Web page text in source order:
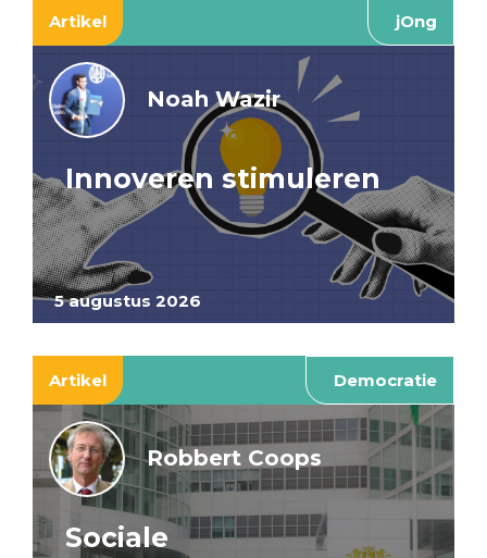
Artikel jOng
5 augustus 2026
Noah Wazir
Innoveren stimuleren
Artikel Democratie
Robbert Coops
Sociale